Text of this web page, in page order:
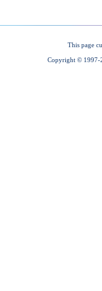
This page
Copyright © 1997-